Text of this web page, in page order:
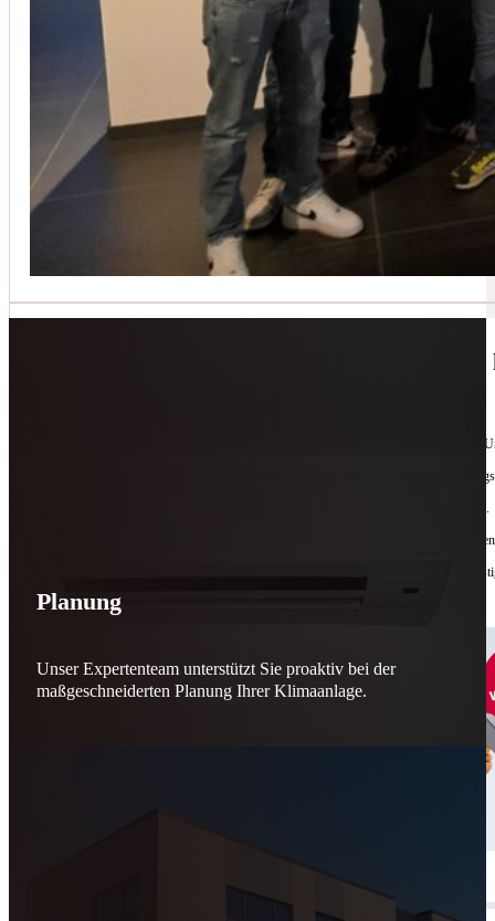
🔧 Geräte-Retter-Prämie – Weil
Manchmal braucht es nur eine zweite Chance. Für Geräte. Für Ressourcen. Für unsere
reparieren wir, was andere
Jede gerettete Maschine zählt. Jeder reparierte Motor wirkt. Jede Entscheidung macht
Reparieren statt wegwerfen. Verantwortung statt Verschwendung. Zukunft statt
Schicker. Wir bringen’s wieder zum Laufen.
Jetzt kontaktieren
Planung
Unser Expertenteam unterstützt Sie proaktiv bei der
maßgeschneiderten Planung Ihrer Klimaanlage.